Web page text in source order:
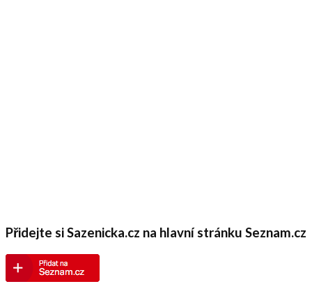
Přidejte si Sazenicka.cz na hlavní stránku Seznam.cz